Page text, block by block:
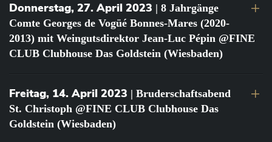
Donnerstag, 27. April 2023 | 8 Jahrgänge
Comte Georges de Vogüé Bonnes-Mares (2020-
2013) mit Weingutsdirektor Jean-Luc Pépin @FINE
CLUB Clubhouse Das Goldstein (Wiesbaden)
Freitag, 14. April 2023 | Bruderschaftsabend
St. Christoph @FINE CLUB Clubhouse Das
Goldstein (Wiesbaden)